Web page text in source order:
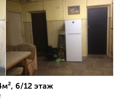
6/12 этаж